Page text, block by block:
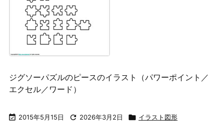
ジグソーパズルのピースのイラスト（パワーポイント／
エクセル／ワード）
 2015年5月15日  2026年3月2日  イラスト図形